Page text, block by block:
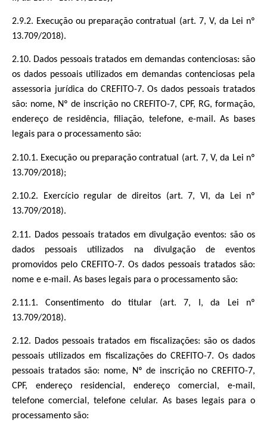
2.9.2. Execução ou preparação contratual (art. 7, V, da Lei nº
13.709/2018).
2.10. Dados pessoais tratados em demandas contenciosas: são
os dados pessoais utilizados em demandas contenciosas pela
assessoria jurídica do CREFITO-7. Os dados pessoais tratados
são: nome, Nº de inscrição no CREFITO-7, CPF, RG, formação,
endereço de residência, filiação, telefone, e-mail. As bases
legais para o processamento são:
2.10.1. Execução ou preparação contratual (art. 7, V, da Lei nº
13.709/2018);
2.10.2. Exercício regular de direitos (art. 7, VI, da Lei nº
13.709/2018).
2.11. Dados pessoais tratados em divulgação eventos: são os
dados pessoais utilizados na divulgação de eventos
promovidos pelo CREFITO-7. Os dados pessoais tratados são:
nome e e-mail. As bases legais para o processamento são:
2.11.1. Consentimento do titular (art. 7, I, da Lei nº
13.709/2018).
2.12. Dados pessoais tratados em fiscalizações: são os dados
pessoais utilizados em fiscalizações do CREFITO-7. Os dados
pessoais tratados são: nome, Nº de inscrição no CREFITO-7,
CPF, endereço residencial, endereço comercial, e-mail,
telefone comercial, telefone celular. As bases legais para o
processamento são: